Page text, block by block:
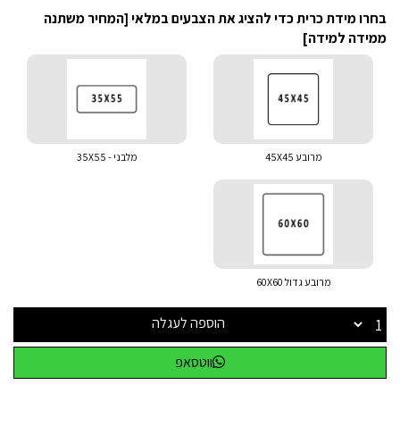
בחרו מידת כרית כדי להציג את הצבעים במלאי [המחיר משתנה
ממידה למידה]
מרובע 45X45 מלבני - 35X55
מרובע גדול 60X60
הוספה לעגלה
ווטסאפ